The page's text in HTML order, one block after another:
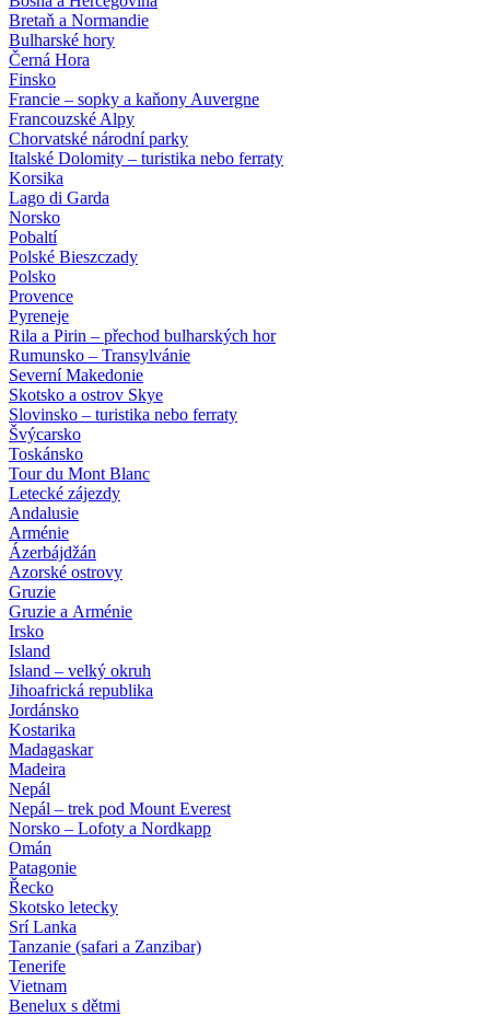
Bretaň a Normandie
Bulharské hory
Černá Hora
Finsko
Francie – sopky a kaňony Auvergne
Francouzské Alpy
Chorvatské národní parky
Italské Dolomity – turistika nebo ferraty
Korsika
Lago di Garda
Norsko
Pobaltí
Polské Bieszczady
Polsko
Provence
Pyreneje
Rila a Pirin – přechod bulharských hor
Rumunsko – Transylvánie
Severní Makedonie
Skotsko a ostrov Skye
Slovinsko – turistika nebo ferraty
Švýcarsko
Toskánsko
Tour du Mont Blanc
Letecké zájezdy
Andalusie
Arménie
Ázerbájdžán
Azorské ostrovy
Gruzie
Gruzie a Arménie
Irsko
Island
Island – velký okruh
Jihoafrická republika
Jordánsko
Kostarika
Madagaskar
Madeira
Nepál
Nepál – trek pod Mount Everest
Norsko – Lofoty a Nordkapp
Omán
Patagonie
Řecko
Skotsko letecky
Srí Lanka
Tanzanie (safari a Zanzibar)
Tenerife
Vietnam
Benelux s dětmi